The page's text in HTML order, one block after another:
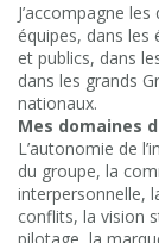
J’accompagne
équipes, dans les
et publics, dans
dans les grands
nationaux.
Mes domaines
L’autonomie de
du groupe, la
interpersonnelle,
conflits, la vision